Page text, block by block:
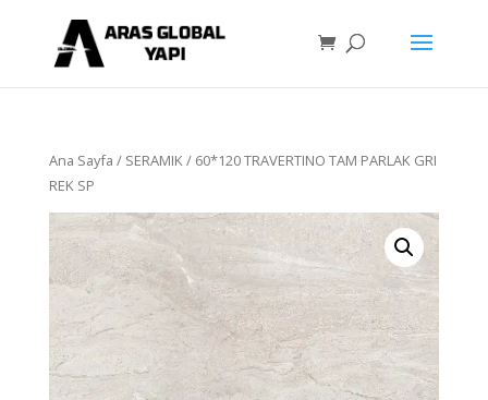
Ana Sayfa / SERAMIK/ 60*120 TRAVERTINO TAM PARLAK GRI
REK SP